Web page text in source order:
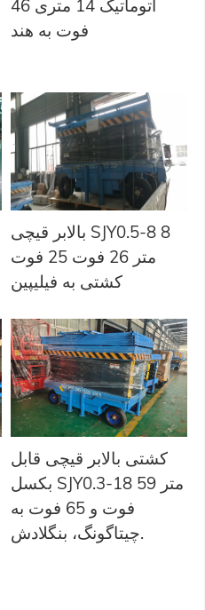
اتوماتیک 14 متری 46
فوت به هند
بالابر قیچی SJY0.5-8 8
متر 26 فوت 25 فوت
کشتی به فیلیپین
کشتی بالابر قیچی قابل
بکسل SJY0.3-18 متر 59
فوت و 65 فوت به
چیتاگونگ، بنگلادش.